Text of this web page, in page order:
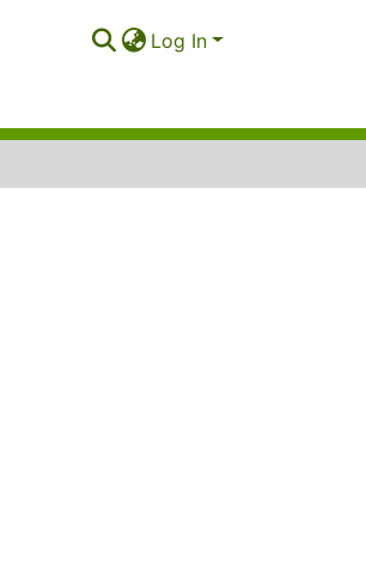
Log In